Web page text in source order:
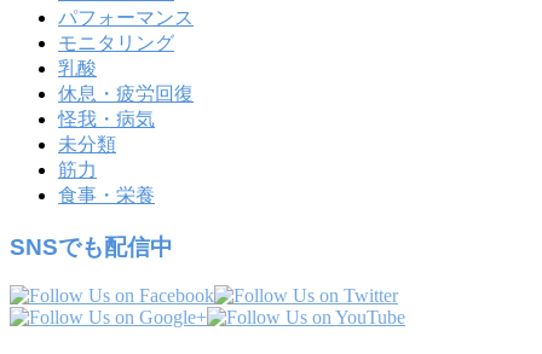
パフォーマンス
モニタリング
乳酸
休息・疲労回復
怪我・病気
未分類
筋力
食事・栄養
SNSでも配信中